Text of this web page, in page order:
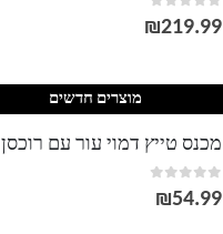
₪219.99
מוצרים חדשים
מכנס טייץ דמוי עור עם רוכסן
0
out of 5
₪54.99